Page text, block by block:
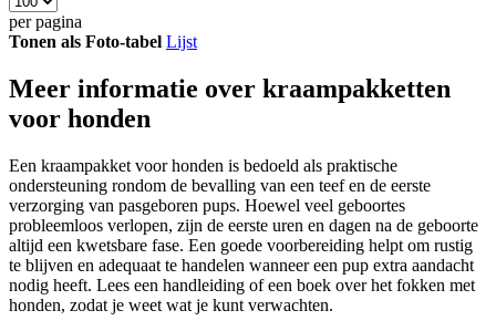
per pagina
Tonen als Foto-tabel Lijst
Meer informatie over kraampakketten
voor honden
Een kraampakket voor honden is bedoeld als praktische
ondersteuning rondom de bevalling van een teef en de eerste
verzorging van pasgeboren pups. Hoewel veel geboortes
probleemloos verlopen, zijn de eerste uren en dagen na de geboorte
altijd een kwetsbare fase. Een goede voorbereiding helpt om rustig
te blijven en adequaat te handelen wanneer een pup extra aandacht
nodig heeft. Lees een handleiding of een boek over het fokken met
honden, zodat je weet wat je kunt verwachten.